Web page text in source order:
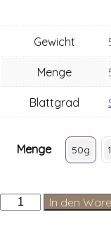
Gewicht
Menge
Blattgrad
Menge 50g
Darjeeling
SFTGFOP
In den